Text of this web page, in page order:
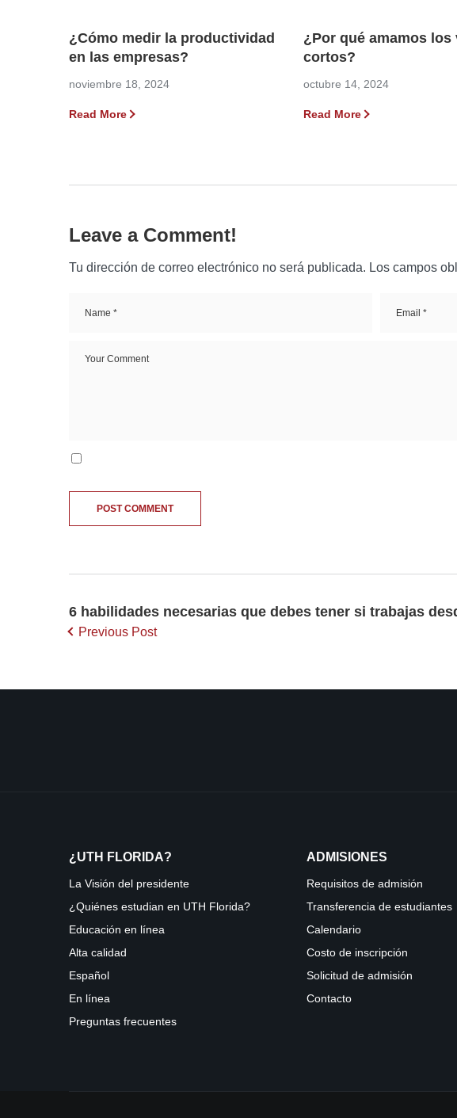
¿Cómo medir la productividad
en las empresas?
noviembre 18, 2024
Read More
¿Por qué amamos los
cortos?
octubre 14, 2024
Read More
Leave a Comment!
Tu dirección de correo electrónico no será publicada. Los campos
6 habilidades necesarias que debes tener si trabajas
Previous Post
¿UTH FLORIDA?
La Visión del presidente
¿Quiénes estudian en UTH Florida?
Educación en línea
Alta calidad
Español
En línea
Preguntas frecuentes
ADMISIONES
Requisitos de admisión
Transferencia de estudiantes
Calendario
Costo de inscripción
Solicitud de admisión
Contacto